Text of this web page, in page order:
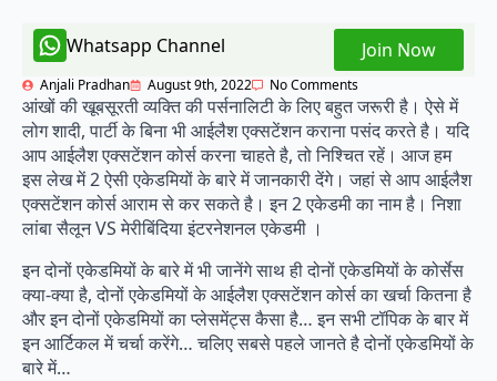
Whatsapp Channel Join Now
Anjali Pradhan August 9th, 2022 No Comments
आंखों की खूबसूरती व्यक्ति की पर्सनालिटी के लिए बहुत जरूरी है। ऐसे में
लोग शादी, पार्टी के बिना भी आईलैश एक्सटेंशन कराना पसंद करते है। यदि
आप आईलैश एक्सटेंशन कोर्स करना चाहते है, तो निश्चित रहें। आज हम
इस लेख में 2 ऐसी एकेडमियों के बारे में जानकारी देंगे। जहां से आप आईलैश
एक्सटेंशन कोर्स आराम से कर सकते है। इन 2 एकेडमी का नाम है। निशा
लांबा सैलून VS मेरीबिंदिया इंटरनेशनल एकेडमी ।
इन दोनों एकेडमियों के बारे में भी जानेंगे साथ ही दोनों एकेडमियों के कोर्सेस
क्या-क्या है, दोनों एकेडमियों के आईलैश एक्सटेंशन कोर्स का खर्चा कितना है
और इन दोनों एकेडमियों का प्लेसमेंट्स कैसा है… इन सभी टॉपिक के बार में
इन आर्टिकल में चर्चा करेंगे… चलिए सबसे पहले जानते है दोनों एकेडमियों के
बारे में…